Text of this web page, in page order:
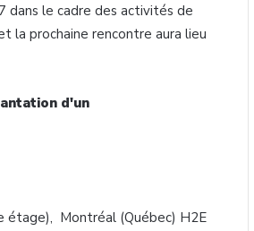
dans le cadre des activités de
la prochaine rencontre aura lieu
d'un
étage), Montréal (Québec) H2E